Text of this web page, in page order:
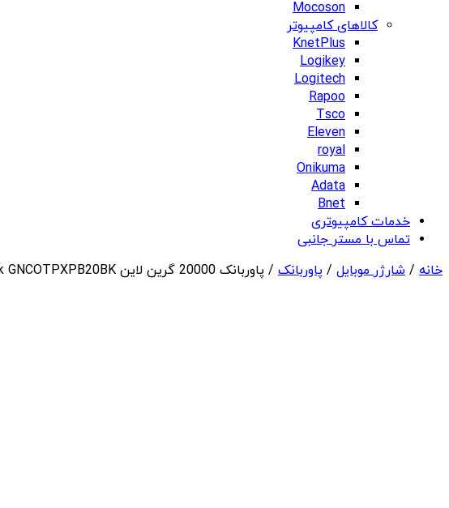
Mocoson
کالاهای کامپیوتر
KnetPlus
Logikey
Logitech
Rapoo
Tsco
Eleven
royal
Onikuma
Adata
Bnet
خدمات کامپیوتری
تماس با مستر جانبی
خانه / شارژر موبایل / پاوربانک / پاوربانک 20000 گرین لاین Green Lion Container Power Bank GNCOTPXPB20BK